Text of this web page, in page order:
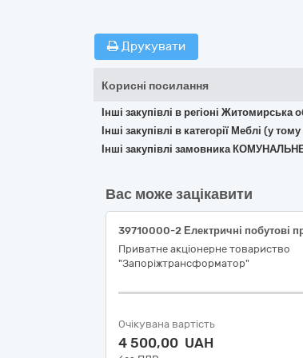
Друкувати
Корисні посилання
Інші закупівлі в регіоні Житомирська
Інші закупівлі в категорії Меблі (у
Інші закупівлі замовника
Вас може зацікавити
39710000-2 Електричні побутові
Приватне акціонерне товариство
"Запоріжтрансформатор"
Очікувана вартість
4 500,00 UAH